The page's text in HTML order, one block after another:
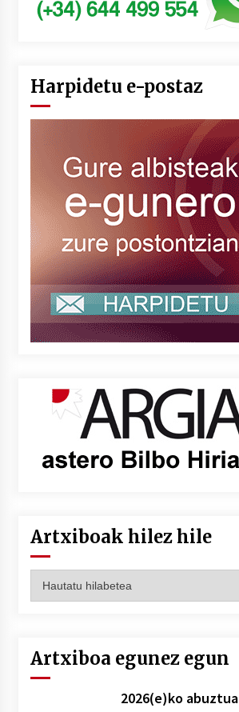
Harpidetu e-postaz
Artxiboak hilez hile
hilez
Artxiboa egunez egun
2026(e)ko abuztua